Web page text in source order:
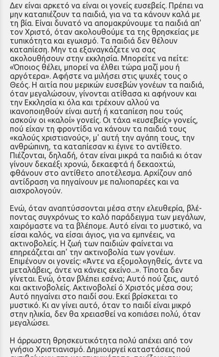
Δεν είναι αρκετό να είναι οι γονείς ευσεβείς. Πρέπει να
μην καταπιέζουν τα παιδιά, για να τα κάνουν καλά με
τη βία. Είναι δυνατό να απομακρύνουμε τα παιδιά απ'
τον Χριστό, όταν ακολουθούμε τα της θρησκείας με
τυπικότητα και εγωισμό. Τα παι­διά δεν θέλουν
καταπίεση. Μην τα εξαναγκάζετε να σας
ακολουθήσουν στην εκκλησία. Μπορείτε να πείτε:
«Όποι­ος θέλει, μπορεί να έλθει τώρα μαζί μου ή
αργότερα». Αφήστε να μιλήσει στις ψυχές τους ο
Θεός. Η αιτία που μερικών ευσεβών γονέων τα παιδιά,
όταν μεγαλώσουν, γί­νονται ατίθασα κι αφήνουν και
την Εκκλησία κι όλα και τρέχουν αλλού να
ικανοποιηθούν είναι αυτή ή καταπίεση που τούς
ασκούν οι «καλοί» γονείς. Οι τάχα «ευσεβείς» γονείς,
πού είχαν τη φροντίδα να κάνουν τα παιδιά τους
«καλούς χριστιανούς», μ' αυτή την αγάπη τους, την
ανθρώπινη, τα καταπίεσαν κι έγινε το αντίθετο.
Πιέζονται, δηλαδή, όταν είναι μικρά τα παιδιά κι όταν
γίνουν δεκαέ­ξι χρονώ, δεκαεφτά ή δεκαοχτώ,
φθάνουν στο αντίθετο αποτέλεσμα. Αρχίζουν από
αντίδραση να πηγαίνουν με παλιοπαρέες και να
αισχρολογούν.
Ενώ, όταν αναπτύσσονται μέσα στην ελευθερία, βλέ­
ποντας συγχρόνως το καλό παράδειγμα των μεγάλων,
χαι­ρόμαστε να τα βλέπομε. Αυτό είναι το μυστικό, να
είσαι καλός, να είσαι άγιος, για να εμπνέεις, να
ακτινοβολείς. Η ζωή των παιδιών φαίνεται να
επηρεάζεται απ' την ακτινο­βολία των γονέων.
Επιμένουν οι γονείς: «Άντε να εξομολογηθείς, άντε να
μεταλάβεις, άντε να κάνεις εκείνο...». Τίποτα δεν
γίνεται. Ενώ, όταν βλέπει εσένα; Αυτό πού ζεις, αυτό
και ακτινοβολείς. Ακτινοβολεί ό Χριστός μέσα σου;
Αυτό πηγαίνει στο παιδί σου. Εκεί βρίσκεται το
μυστικό. Κι αν γίνει αυτό, όταν το παιδί είναι μικρό
στην ηλικία, δεν θα χρειασθεί να κοπιάσει πολύ, όταν
μεγαλώσει.
Η άρρωστη θρησκευτικότητα πολύ απέχει από τον
γνήσιο Χριστιανισμό. Δημιουργεί καταστάσεις πού